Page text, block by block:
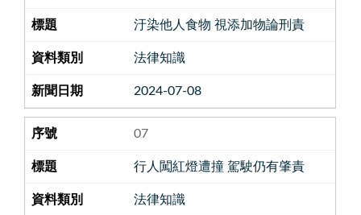
汙染他人食物 視添加物論刑責
法律知識
2024-07-08
07
行人闖紅燈遭撞 駕駛仍有肇責
法律知識